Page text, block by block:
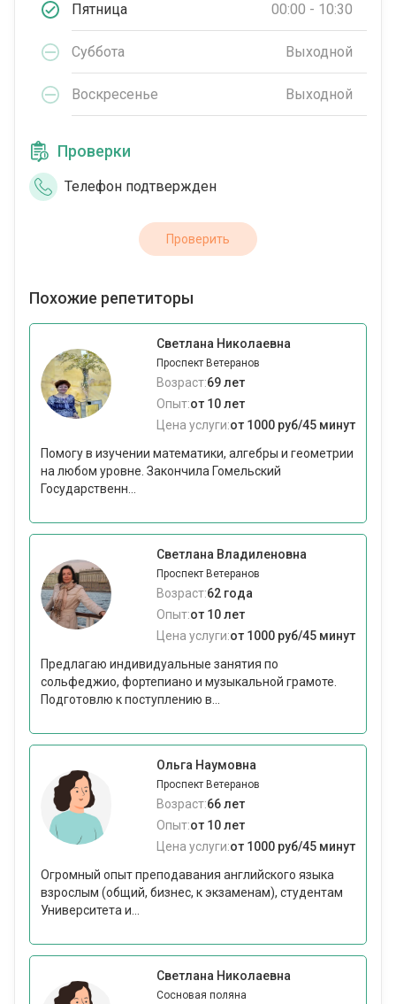
Пятница 00:00 - 10:30
Суббота Выходной
Воскресенье Выходной
Проверки
Телефон подтвержден
Проверить
Похожие репетиторы
Светлана Николаевна
Проспект Ветеранов
Возраст:69 лет
Опыт:от 10 лет
Цена услуги:от 1000 руб/45 минут
Помогу в изучении математики, алгебры и геометрии
на любом уровне. Закончила Гомельский
Государственн...
Светлана Владиленовна
Проспект Ветеранов
Возраст:62 года
Опыт:от 10 лет
Цена услуги:от 1000 руб/45 минут
Предлагаю индивидуальные занятия по
сольфеджио, фортепиано и музыкальной грамоте.
Подготовлю к поступлению в...
Ольга Наумовна
Проспект Ветеранов
Возраст:66 лет
Опыт:от 10 лет
Цена услуги:от 1000 руб/45 минут
Огромный опыт преподавания английского языка
взрослым (общий, бизнес, к экзаменам), студентам
Университета и...
Светлана Николаевна
Сосновая поляна